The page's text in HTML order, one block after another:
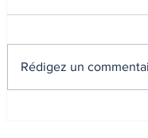
Rédigez un